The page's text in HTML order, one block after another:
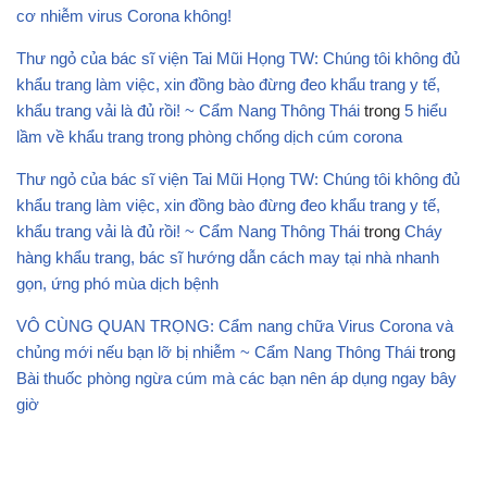
cơ nhiễm virus Corona không!
Thư ngỏ của bác sĩ viện Tai Mũi Họng TW: Chúng tôi không đủ
khẩu trang làm việc, xin đồng bào đừng đeo khẩu trang y tế,
khẩu trang vải là đủ rồi! ~ Cẩm Nang Thông Thái trong 5 hiểu
lầm về khẩu trang trong phòng chống dịch cúm corona
Thư ngỏ của bác sĩ viện Tai Mũi Họng TW: Chúng tôi không đủ
khẩu trang làm việc, xin đồng bào đừng đeo khẩu trang y tế,
khẩu trang vải là đủ rồi! ~ Cẩm Nang Thông Thái trong Cháy
hàng khẩu trang, bác sĩ hướng dẫn cách may tại nhà nhanh
gọn, ứng phó mùa dịch bệnh
VÔ CÙNG QUAN TRỌNG: Cẩm nang chữa Virus Corona và
chủng mới nếu bạn lỡ bị nhiễm ~ Cẩm Nang Thông Thái trong
Bài thuốc phòng ngừa cúm mà các bạn nên áp dụng ngay bây
giờ